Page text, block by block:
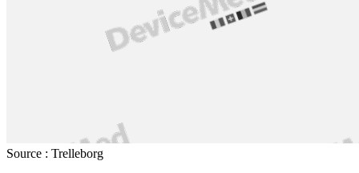
Source : Trelleborg